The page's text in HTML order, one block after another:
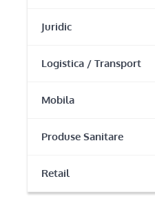
Juridic
Logistica / Transport
Mobila
Produse Sanitare
Retail